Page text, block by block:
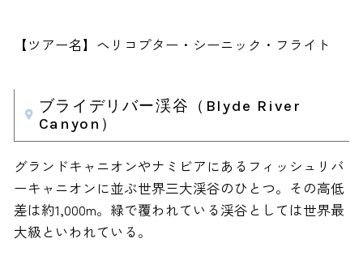
【ツアー名】ヘリコプター・シーニック・フライト
ブライデリバー渓谷（Blyde River
Canyon）
グランドキャニオンやナミビアにあるフィッシュリバ
ーキャニオンに並ぶ世界三大渓谷のひとつ。その高低
差は約1,000m。緑で覆われている渓谷としては世界最
大級といわれている。